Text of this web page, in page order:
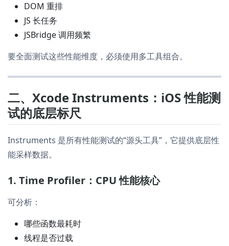
DOM 重排
JS 长任务
JSBridge 调用频繁
要全面测试这些性能维度，必须使用多工具组合。
二、Xcode Instruments：iOS 性能测
试的底层标尺
Instruments 是所有性能测试的“源头工具”，它提供底层性
能采样数据。
1. Time Profiler：CPU 性能核心
可分析：
哪些函数最耗时
线程是否过载